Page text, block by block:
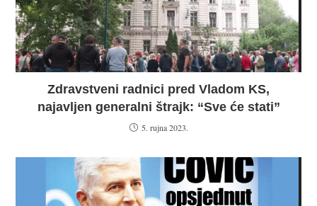
Zdravstveni radnici pred Vladom KS,
najavljen generalni štrajk: “Sve će stati”
5. rujna 2023.